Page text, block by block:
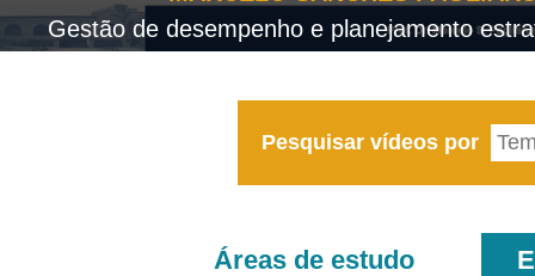
Gestão de desempenho e planejamento
Pesquisar vídeos por
Áreas de estudo